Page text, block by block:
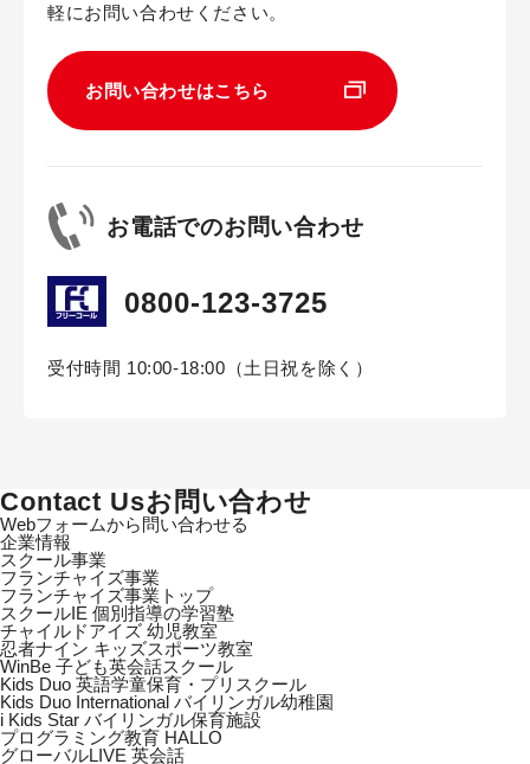
軽にお問い合わせください。
お問い合わせはこちら
お電話でのお問い合わせ
0800-123-3725
受付時間 10:00-18:00（土日祝を除く）
Contact Usお問い合わせ
Webフォームから問い合わせる
企業情報
スクール事業
フランチャイズ事業
フランチャイズ事業トップ
スクールIE 個別指導の学習塾
チャイルドアイズ 幼児教室
忍者ナイン キッズスポーツ教室
WinBe 子ども英会話スクール
Kids Duo 英語学童保育・プリスクール
Kids Duo International バイリンガル幼稚園
i Kids Star バイリンガル保育施設
プログラミング教育 HALLO
グローバルLIVE 英会話